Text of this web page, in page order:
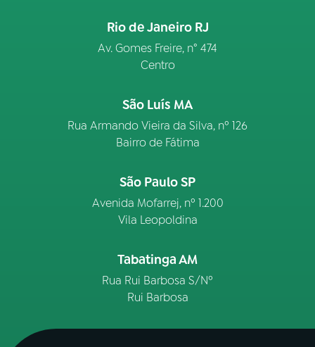
Rio de Janeiro RJ
Av. Gomes Freire, n° 474
Centro
São Luís MA
Rua Armando Vieira da Silva, nº 126
Bairro de Fátima
São Paulo SP
Avenida Mofarrej, nº 1.200
Vila Leopoldina
Tabatinga AM
Rua Rui Barbosa S/Nº
Rui Barbosa